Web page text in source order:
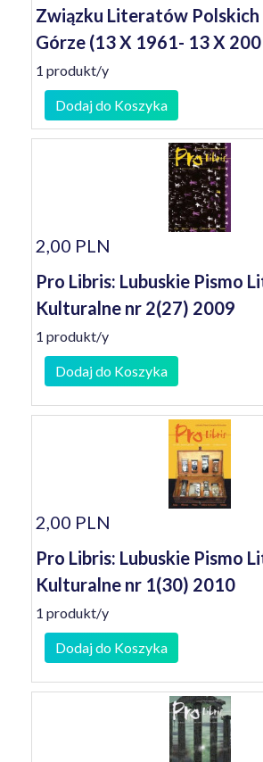
Związku Literatów Polskich
Górze (13 X 1961- 13 X
1 produkt/y
Dodaj do Koszyka
2,00 PLN
Pro Libris: Lubuskie Pismo
Kulturalne nr 2(27) 2009
1 produkt/y
Dodaj do Koszyka
2,00 PLN
Pro Libris: Lubuskie Pismo
Kulturalne nr 1(30) 2010
1 produkt/y
Dodaj do Koszyka